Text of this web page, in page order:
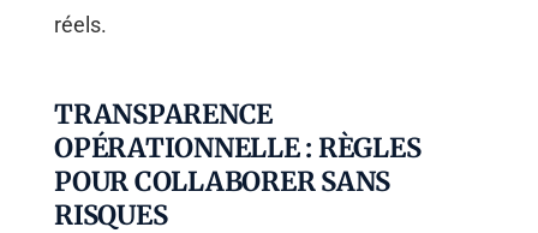
réels.
TRANSPARENCE
OPÉRATIONNELLE : RÈGLES
POUR COLLABORER SANS
RISQUES